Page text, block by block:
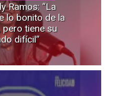
Ramos: “La
lo bonito de la
pero tiene su
difícil”